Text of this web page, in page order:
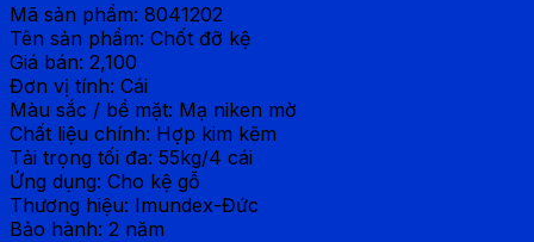
Mã sản phẩm: 8041202
Tên sản phẩm: Chốt đỡ kệ
Giá bán: 2,100
Đơn vị tính: Cái
Màu sắc / bề mặt: Mạ niken mờ
Chất liệu chính: Hợp kim kẽm
Tải trọng tối đa: 55kg/4 cái
Ứng dụng: Cho kệ gỗ
Thương hiệu: Imundex-Đức
Bảo hành: 2 năm